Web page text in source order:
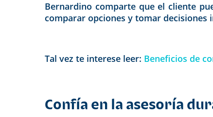
Bernardino comparte que el cliente
comparar opciones y tomar decisiones
Tal vez te interese leer: Beneficios de
Confía en la asesoría